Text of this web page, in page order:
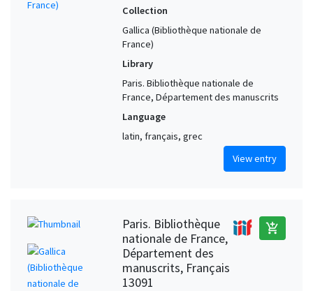
Collection
Gallica (Bibliothèque nationale de
France)
Library
Paris. Bibliothèque nationale de
France, Département des manuscrits
Language
latin, français, grec
View entry
Paris. Bibliothèque
nationale de France,
Département des
manuscrits, Français
13091
add_shopping_cart